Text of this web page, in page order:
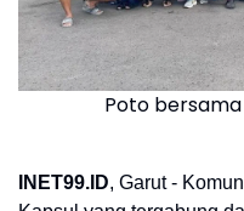
Poto
INET99.ID, Garut -